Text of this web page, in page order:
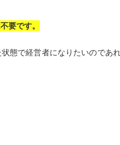
要です。
態で経営者になりたいのであ